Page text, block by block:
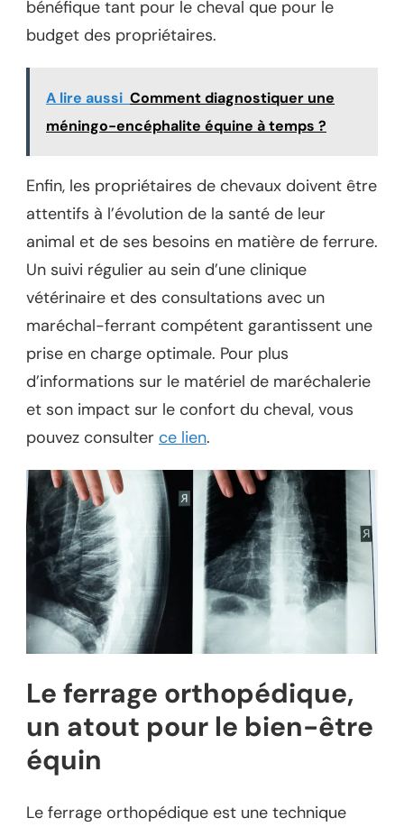
bénéfique tant pour le cheval que pour le
budget des propriétaires.
A lire aussi Comment diagnostiquer une
méningo-encéphalite équine à temps ?
Enfin, les propriétaires de chevaux doivent être
attentifs à l’évolution de la santé de leur
animal et de ses besoins en matière de ferrure.
Un suivi régulier au sein d’une clinique
vétérinaire et des consultations avec un
maréchal-ferrant compétent garantissent une
prise en charge optimale. Pour plus
d’informations sur le matériel de maréchalerie
et son impact sur le confort du cheval, vous
pouvez consulter ce lien.
Le ferrage orthopédique,
un atout pour le bien-être
équin
Le ferrage orthopédique est une technique